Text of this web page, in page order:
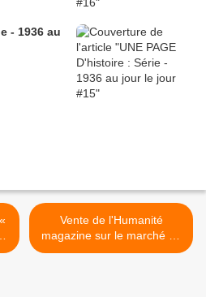
- 1936 au
Vente de l'Humanité
magazine sur le marché de
Morlaix ce samedi 15